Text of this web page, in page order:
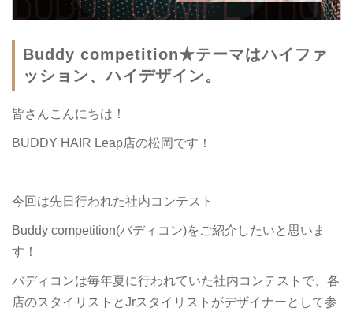
Buddy competition★テーマはハイファ
ッション、ハイデザイン。
皆さんこんにちは！
BUDDY HAIR Leap店の松岡です！
今回は先日行われた社内コンテスト
Buddy competition(バディコン)をご紹介したいと思いま
す！
バディコンは毎年夏に行われていた社内コンテストで、各
店のスタイリストとJrスタイリストがデザイナーとして参